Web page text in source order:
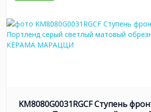
KM8080G0031RGCF Ступень